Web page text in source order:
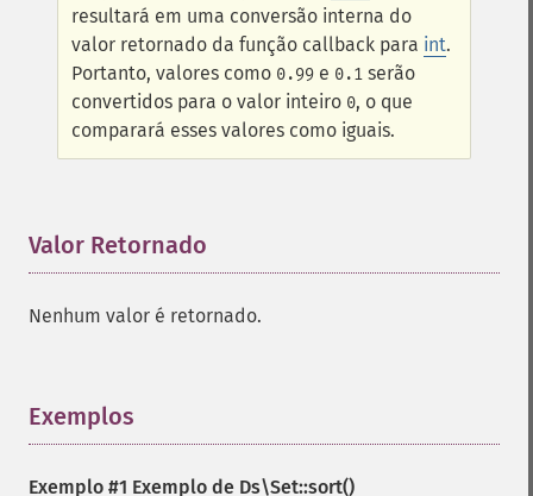
resultará em uma conversão interna do
valor retornado da função callback para int.
Portanto, valores como 0.99 e 0.1 serão
convertidos para o valor inteiro 0, o que
comparará esses valores como iguais.
Valor Retornado
Nenhum valor é retornado.
Exemplos
Exemplo #1 Exemplo de Ds\Set::sort()